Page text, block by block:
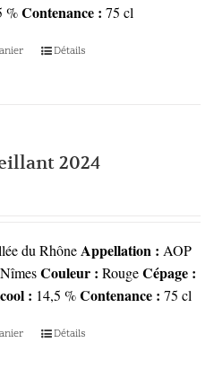
%Contenance : 75 cl
Détails
2024
du RhôneAppellation : AOP
Couleur : RougeCépage :
: 14,5 %Contenance : 75 cl
Détails